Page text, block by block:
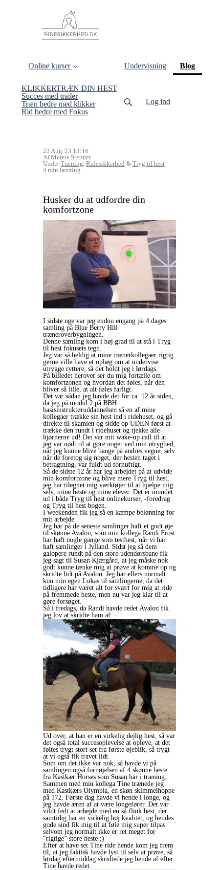
Online kurser
KLIKKERTRÆN DIN HEST
Succes med trailer
Træn bedre med klikker
Rid bedre med Fokus
Undervisning Blog
Log ind
23 Aug '23 13:16
Af Merete Stenner
UnderTræning, Ridesikkerhed & Tryg til hest
4 min læsning
Husker du at udfordre din
komfortzone
I sidste uge var jeg endnu engang på 4 dages
samling på Blue Berry Hill
træneroverbygningen.
Denne samling kom i høj grad til at stå i Tryg
til hest fokusets tegn.
Jeg var så heldig at mine trænerkollegaer rigtig
gerne ville have et oplæg om at undervise
utrygge ryttere, så det holdt jeg i lørdags.
På billedet herover ser du mig fortælle om
komfortzonen og hvordan det føles, når den
bliver så lille, at alt føles farligt.
Det var sådan jeg havde det for ca. 12 år siden,
da jeg på modul 2 på BBH
basisinstruktøruddannelsen så en af mine
kollegaer trække sin hest ind i ridehuset, og gå
direkte til skamlen og sidde op UDEN først at
trække den rundt i ridehuset og tjekke alle
hjørnerne ud! Det var mit wake-up call til at
jeg var nødt til at gøre noget ved min utryghed,
når jeg kunne blive bange på andres vegne, selv
når de foretog sig noget, der hesten taget i
betragtning, var fuldt ud fornuftigt.
Så de sidste 12 år har jeg arbejdet på at udvide
min komfortzone og blive mere Tryg til hest,
jeg har tilegnet mig værktøjer til at hjælpe mig
selv, mine heste og mine elever. Det er mundet
ud i både Tryg til hest onlinekurser, -foredrag
og Tryg til hest bogen.
I weekenden fik jeg så en kæmpe belønning for
mit arbejde.
Jeg har på de seneste samlinger haft et godt øje
til skønne Avalon, som min kollega Randi Frost
har haft nogle gange som testhest, når vi har
haft samlinger i Jylland. Sidst jeg så dem
galopere rundt på den store udendørsbane fik
jeg sagt til Susan Kjærgård, at jeg måske nok
godt kunne tænke mig at prøve at komme op og
skridte lidt på Avalon. Jeg har ellers normalt
kun min egen Lukas til samlingerne, da det
tidligere har været alt for svært for mig at ride
på fremmede heste, men nu var jeg klar til at
gøre forsøget.
Så i fredags, da Randi havde redet Avalon fik
jeg lov at skridte ham af:
Ud over, at han er en virkelig dejlig hest, så var
det også total succesoplevelse at opleve, at det
føltes trygt stort set fra første øjeblik, så trygt
at vi også fik travet lidt.
Som om det ikke var nok, så havde vi på
samlingen også fornøjelsen af 4 skønne heste
fra Kastkær Horses som Susan har i træning.
Sammen med min kollega Tine trænede jeg
med Kastkærs Olympia, en skøn skimmelhoppe
på 172. Første dag havde vi hende i longe, og
jeg havde æren af at være longefører. Det var
vildt fedt at arbejde med en så flink hest, der
samtidig har en virkelig høj kvalitet, og hendes
gode sind fik mig til at føle mig super tilpas
selvom jeg normalt ikke er ret meget for
“rigtige” store heste ;)
Efter at have set Tine ride hende kom jeg frem
til, at jeg faktisk havde lyst til selv at prøve, så
lørdag eftermiddag skridtede jeg hende af efter
Tine havde redet.